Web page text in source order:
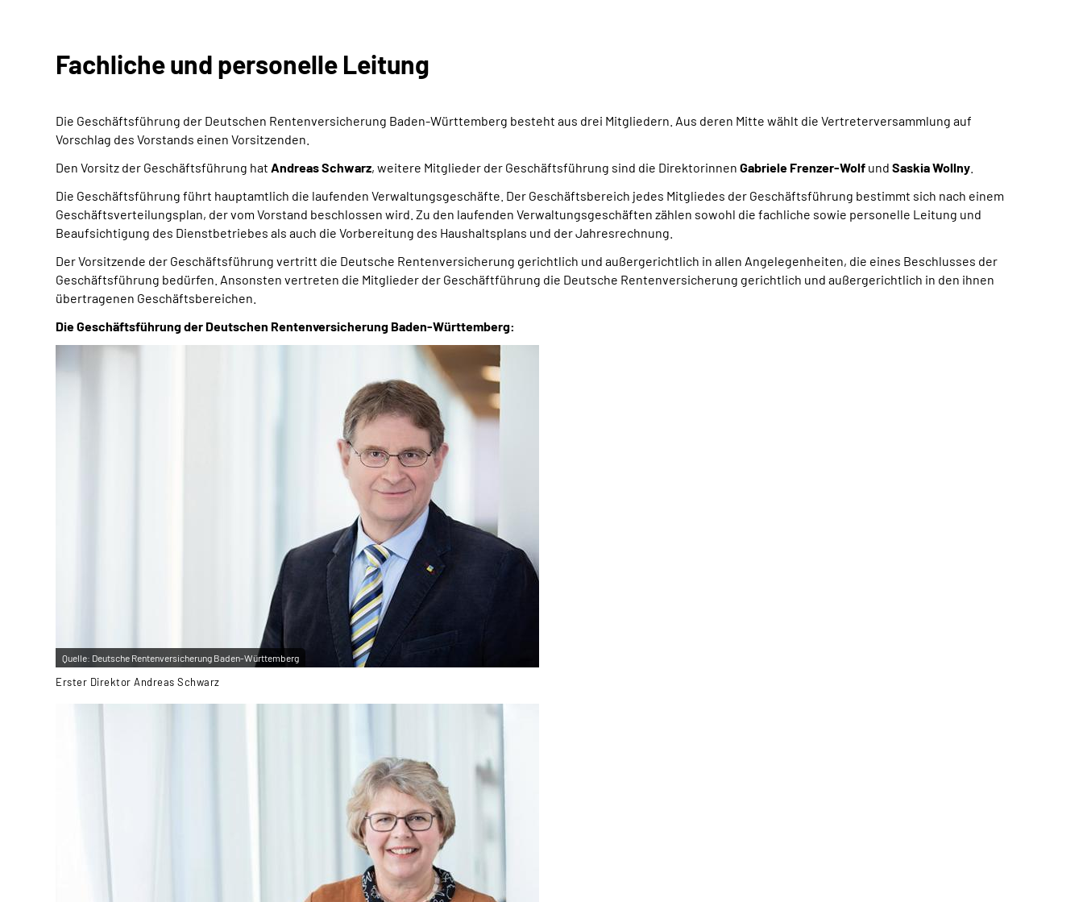
Fachliche und personelle Leitung
Die Geschäftsführung der Deutschen Rentenversicherung Baden-Württemberg besteht aus drei Mitgliedern. Aus deren Mitte wählt die Vertreterversammlung auf
Vorschlag des Vorstands einen Vorsitzenden.
Den Vorsitz der Geschäftsführung hat Andreas Schwarz, weitere Mitglieder der Geschäftsführung sind die Direktorinnen Gabriele Frenzer-Wolf und Saskia Wollny
Die Geschäftsführung führt hauptamtlich die laufenden Verwaltungsgeschäfte. Der Geschäftsbereich jedes Mitgliedes der Geschäftsführung bestimmt sich nach einem
Geschäftsverteilungsplan, der vom Vorstand beschlossen wird. Zu den laufenden Verwaltungsgeschäften zählen sowohl die fachliche sowie personelle Leitung und
Beaufsichtigung des Dienstbetriebes als auch die Vorbereitung des Haushaltsplans und der Jahresrechnung.
Der Vorsitzende der Geschäftsführung vertritt die Deutsche Rentenversicherung gerichtlich und außergerichtlich in allen Angelegenheiten, die eines Beschlusses der
Geschäftsführung bedürfen. Ansonsten vertreten die Mitglieder der Geschäftführung die Deutsche Rentenversicherung gerichtlich und außergerichtlich in den ihnen
übertragenen Geschäftsbereichen.
Die Geschäftsführung der Deutschen Rentenversicherung Baden-Württemberg:
Quelle: Deutsche Rentenversicherung Baden-Württemberg
Erster Direktor Andreas Schwarz